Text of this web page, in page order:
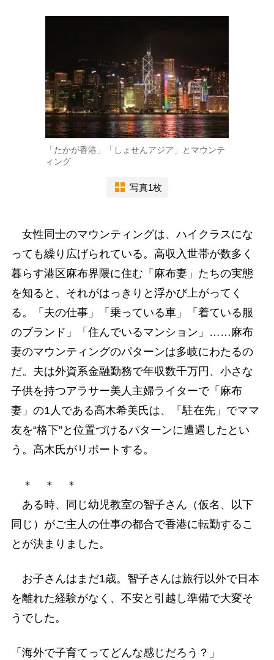
「たかが香港」「しょせんアジア」とマウンテ
ィング
写真1枚
女性同士のマウンティングは、ハイクラスにな
っても繰り広げられている。高収入世帯が数多く
暮らす港区麻布界隈に住む「麻布妻」たちの実態
を知ると、それがはっきりと浮かび上がってく
る。「夫の仕事」「乗っている車」「着ている服
のブランド」「住んでいるマンション」……麻布
妻のマウンティングのパターンは多岐にわたるの
だ。夫は外資系金融勤務で年収数千万円、小さな
子供を持つアラサー美人主婦ライターで「麻布
妻」の1人である高木希美氏は、「駐在先」でママ
友を“格下”と位置づけるパターンに遭遇したとい
う。高木氏がリポートする。
＊ ＊ ＊
ある時、同じ幼児教室の智子さん（仮名、以下
同じ）がご主人の仕事の都合で香港に転勤するこ
とが決まりました。
お子さんはまだ1歳。智子さんは旅行以外で日本
を離れた経験がなく、不安と引越し準備で大変そ
うでした。
「海外で子育てってどんな感じだろう？」